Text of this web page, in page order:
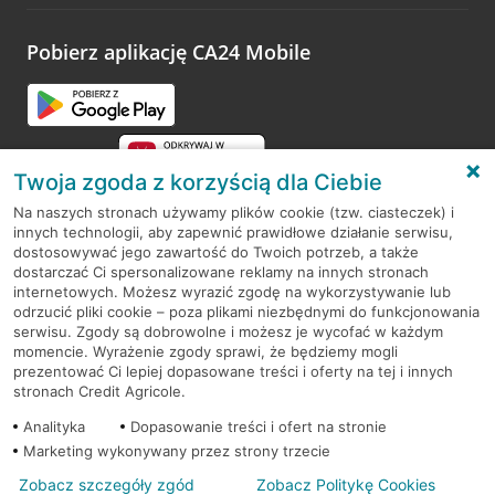
opinie.
Pobierz aplikację CA24 Mobile
RODO
Regulamin serwisu
Mapa serwisu
PolitykaCookies
© 2026 Credit Agricole Bank Polska S.A. Wszelkie prawa zastrzeżone
Twoja zgoda z korzyścią dla Ciebie
Na naszych stronach używamy plików cookie (tzw. ciasteczek) i
innych technologii, aby zapewnić prawidłowe działanie serwisu,
dostosowywać jego zawartość do Twoich potrzeb, a także
dostarczać Ci spersonalizowane reklamy na innych stronach
internetowych. Możesz wyrazić zgodę na wykorzystywanie lub
odrzucić pliki cookie – poza plikami niezbędnymi do funkcjonowania
serwisu. Zgody są dobrowolne i możesz je wycofać w każdym
momencie. Wyrażenie zgody sprawi, że będziemy mogli
prezentować Ci lepiej dopasowane treści i oferty na tej i innych
stronach Credit Agricole.
Analityka
Dopasowanie treści i ofert na stronie
Marketing wykonywany przez strony trzecie
Zobacz szczegóły zgód Zobacz Politykę Cookies